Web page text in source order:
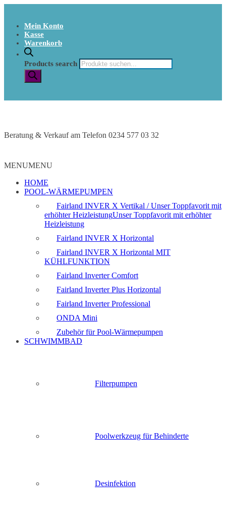
Mein Konto
Kasse
Warenkorb
Products search
Beratung & Verkauf am Telefon 0234 577 03 32
MENUMENU
HOME
POOL-WÄRMEPUMPEN
Fairland INVER X Vertikal / Unser Toppfavorit mit
erhöhter HeizleistungUnser Toppfavorit mit erhöhter
Heizleistung
Fairland INVER X Horizontal
Fairland INVER X Horizontal MIT
KÜHLFUNKTION
Fairland Inverter Comfort
Fairland Inverter Plus Horizontal
Fairland Inverter Professional
ONDA Mini
Zubehör für Pool-Wärmepumpen
SCHWIMMBAD
Filterpumpen
Poolwerkzeug für Behinderte
Desinfektion